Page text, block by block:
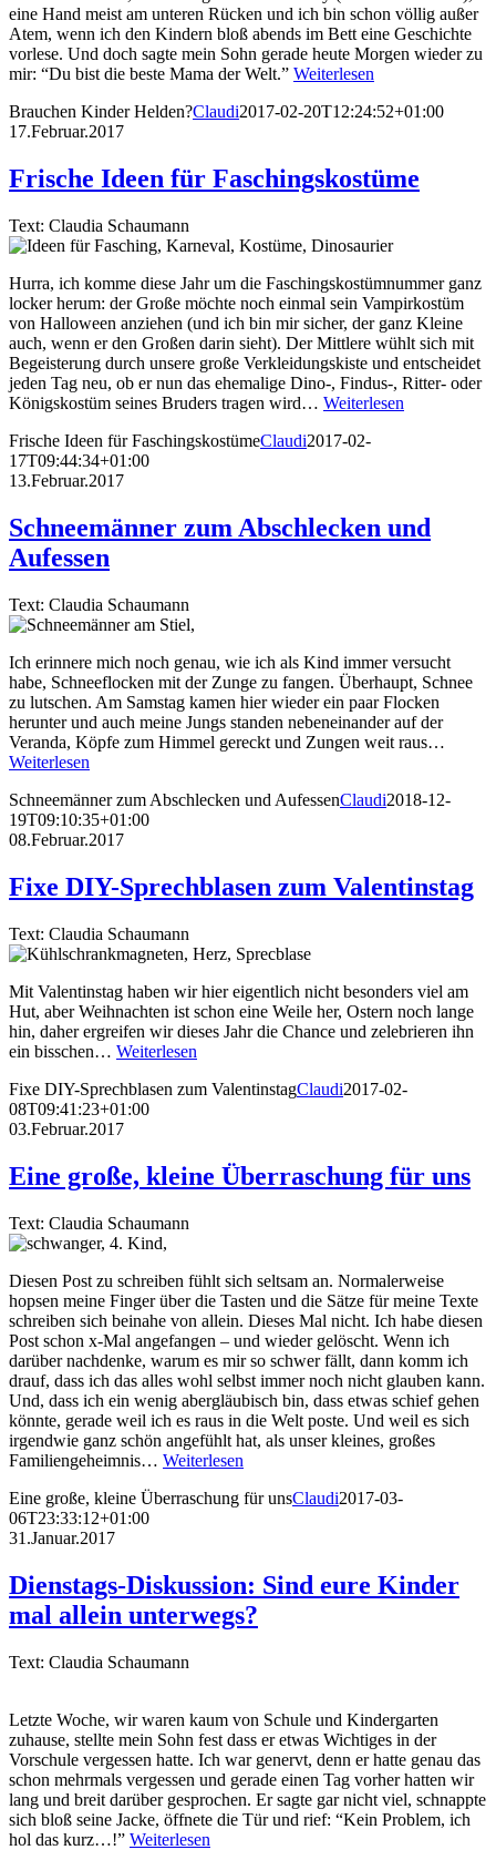
eine Hand meist am unteren Rücken und ich bin schon völlig außer
Atem, wenn ich den Kindern bloß abends im Bett eine Geschichte
vorlese. Und doch sagte mein Sohn gerade heute Morgen wieder zu
mir: “Du bist die beste Mama der Welt.” Weiterlesen
Brauchen Kinder Helden?Claudi2017-02-20T12:24:52+01:00
17.Februar.2017
Frische Ideen für Faschingskostüme
Text: Claudia Schaumann
Hurra, ich komme diese Jahr um die Faschingskostümnummer ganz
locker herum: der Große möchte noch einmal sein Vampirkostüm
von Halloween anziehen (und ich bin mir sicher, der ganz Kleine
auch, wenn er den Großen darin sieht). Der Mittlere wühlt sich mit
Begeisterung durch unsere große Verkleidungskiste und entscheidet
jeden Tag neu, ob er nun das ehemalige Dino-, Findus-, Ritter- oder
Königskostüm seines Bruders tragen wird… Weiterlesen
Frische Ideen für FaschingskostümeClaudi2017-02-
17T09:44:34+01:00
13.Februar.2017
Schneemänner zum Abschlecken und
Aufessen
Text: Claudia Schaumann
Ich erinnere mich noch genau, wie ich als Kind immer versucht
habe, Schneeflocken mit der Zunge zu fangen. Überhaupt, Schnee
zu lutschen. Am Samstag kamen hier wieder ein paar Flocken
herunter und auch meine Jungs standen nebeneinander auf der
Veranda, Köpfe zum Himmel gereckt und Zungen weit raus…
Weiterlesen
Schneemänner zum Abschlecken und AufessenClaudi2018-12-
19T09:10:35+01:00
08.Februar.2017
Fixe DIY-Sprechblasen zum Valentinstag
Text: Claudia Schaumann
Mit Valentinstag haben wir hier eigentlich nicht besonders viel am
Hut, aber Weihnachten ist schon eine Weile her, Ostern noch lange
hin, daher ergreifen wir dieses Jahr die Chance und zelebrieren ihn
ein bisschen… Weiterlesen
Fixe DIY-Sprechblasen zum ValentinstagClaudi2017-02-
08T09:41:23+01:00
03.Februar.2017
Eine große, kleine Überraschung für uns
Text: Claudia Schaumann
Diesen Post zu schreiben fühlt sich seltsam an. Normalerweise
hopsen meine Finger über die Tasten und die Sätze für meine Texte
schreiben sich beinahe von allein. Dieses Mal nicht. Ich habe diesen
Post schon x-Mal angefangen – und wieder gelöscht. Wenn ich
darüber nachdenke, warum es mir so schwer fällt, dann komm ich
drauf, dass ich das alles wohl selbst immer noch nicht glauben kann.
Und, dass ich ein wenig abergläubisch bin, dass etwas schief gehen
könnte, gerade weil ich es raus in die Welt poste. Und weil es sich
irgendwie ganz schön angefühlt hat, als unser kleines, großes
Familiengeheimnis… Weiterlesen
Eine große, kleine Überraschung für unsClaudi2017-03-
06T23:33:12+01:00
31.Januar.2017
Dienstags-Diskussion: Sind eure Kinder
mal allein unterwegs?
Text: Claudia Schaumann
Letzte Woche, wir waren kaum von Schule und Kindergarten
zuhause, stellte mein Sohn fest dass er etwas Wichtiges in der
Vorschule vergessen hatte. Ich war genervt, denn er hatte genau das
schon mehrmals vergessen und gerade einen Tag vorher hatten wir
lang und breit darüber gesprochen. Er sagte gar nicht viel, schnappte
sich bloß seine Jacke, öffnete die Tür und rief: “Kein Problem, ich
hol das kurz…!” Weiterlesen